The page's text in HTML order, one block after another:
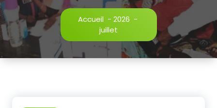
Accueil- 2026 -
juillet